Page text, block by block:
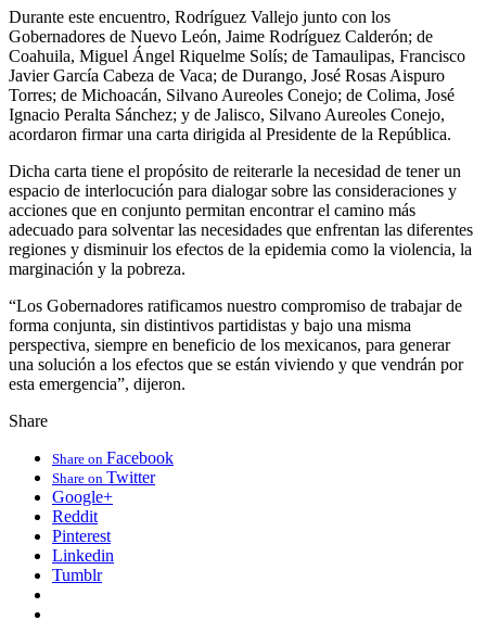
Durante este encuentro, Rodríguez Vallejo junto con los
Gobernadores de Nuevo León, Jaime Rodríguez Calderón; de
Coahuila, Miguel Ángel Riquelme Solís; de Tamaulipas, Francisco
Javier García Cabeza de Vaca; de Durango, José Rosas Aispuro
Torres; de Michoacán, Silvano Aureoles Conejo; de Colima, José
Ignacio Peralta Sánchez; y de Jalisco, Silvano Aureoles Conejo,
acordaron firmar una carta dirigida al Presidente de la República.
Dicha carta tiene el propósito de reiterarle la necesidad de tener un
espacio de interlocución para dialogar sobre las consideraciones y
acciones que en conjunto permitan encontrar el camino más
adecuado para solventar las necesidades que enfrentan las diferentes
regiones y disminuir los efectos de la epidemia como la violencia, la
marginación y la pobreza.
“Los Gobernadores ratificamos nuestro compromiso de trabajar de
forma conjunta, sin distintivos partidistas y bajo una misma
perspectiva, siempre en beneficio de los mexicanos, para generar
una solución a los efectos que se están viviendo y que vendrán por
esta emergencia”, dijeron.
Share
Share on Facebook
Share on Twitter
Google+
Reddit
Pinterest
Linkedin
Tumblr